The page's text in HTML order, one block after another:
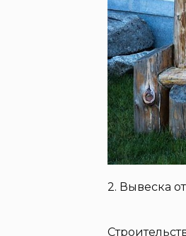
2. Вывеска